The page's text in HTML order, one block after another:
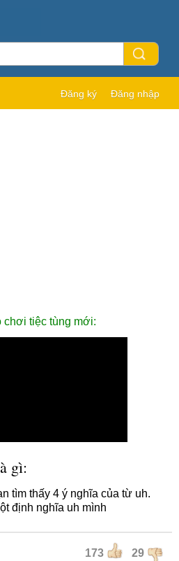
Đăng ký Đăng nhập
chơi tiệc tùng mới:
gì:
tìm thấy 4 ý nghĩa của từ uh.
định nghĩa uh mình
173 29